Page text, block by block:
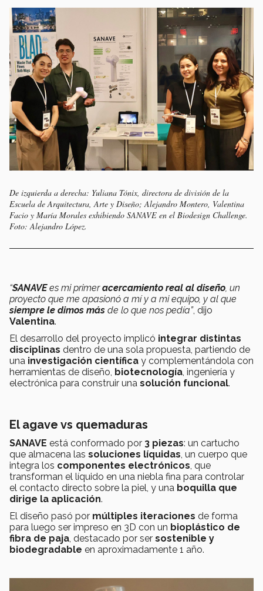
De izquierda a derecha: Yuliana Tónix, directora de división de la
Escuela de Arquitectura, Arte y Diseño; Alejandro Montero, Valentina
Facio y María Morales exhibiendo SANAVE en el Biodesign Challenge.
Foto: Alejandro López.
“SANAVEes mi primeracercamiento real al diseño, un
proyecto que me apasionó a mí y a mi equipo, y al que
siempre le dimos más de lo que nos pedía”, dijo
Valentina.
El desarrollo del proyecto implicó integrar distintas
disciplinas dentro de una sola propuesta, partiendo de
una investigación científica y complementándola con
herramientas de diseño, biotecnología, ingeniería y
electrónica para construir una solución funcional.
El agave vs quemaduras
SANAVE está conformado por 3 piezas: un cartucho
que almacena las soluciones líquidas, un cuerpo que
integra los componentes electrónicos, que
transforman el líquido en una niebla fina para controlar
el contacto directo sobre la piel, y una boquilla que
dirige la aplicación.
El diseño pasó por múltiples iteraciones de forma
para luego ser impreso en 3D con un bioplástico de
fibra de paja, destacado por ser sostenible y
biodegradable en aproximadamente 1 año.